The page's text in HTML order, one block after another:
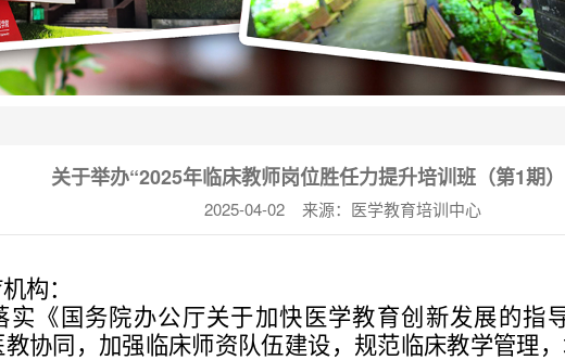
关于举办“2025年临床教师岗位胜任力提升培训班（第1期
2025-04-02 来源：医学教育培训中心
构：
实《国务院办公厅关于加快医学教育创新发展的指
协同， 加强临床师资队伍建设，规范临床教学管理